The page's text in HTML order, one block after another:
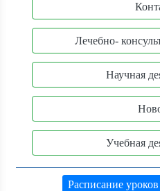
Лечебно-
Научная
Учебная
Расписание уроков